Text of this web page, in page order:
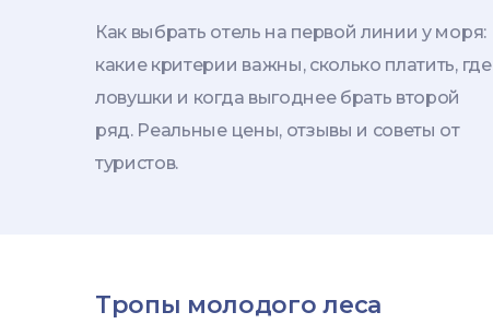
цены и ловушки
Как выбрать отель на первой линии у моря:
какие критерии важны, сколько платить, где
ловушки и когда выгоднее брать второй
ряд. Реальные цены, отзывы и советы от
туристов.
Тропы молодого леса